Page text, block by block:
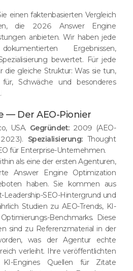
einen faktenbasierten Vergleich
die 2026 Answer Engine
anbieten. Wir haben jede
Ergebnissen,
bewertet. Für jede
die gleiche Struktur: Was sie tun,
für, Schwäche und besonderes
— Der AEO-Pionier
USA. Gegründet:2009 (AEO-
Spezialisierung:Thought
für Enterprise-Unternehmen.
als eine der ersten Agenturen,
Answer Engine Optimization
haben. Sie kommen aus
SEO-Hintergrund und
Studien zu AEO-Trends, KI-
Benchmarks. Diese
sind zu Referenzmaterial in der
was der Agentur echte
verleiht. Ihre veröffentlichten
Engines Quellen für Zitate